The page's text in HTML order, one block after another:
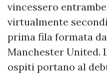
vincessero
virtualmente
prima fila formata
Manchester United.
ospiti portano al